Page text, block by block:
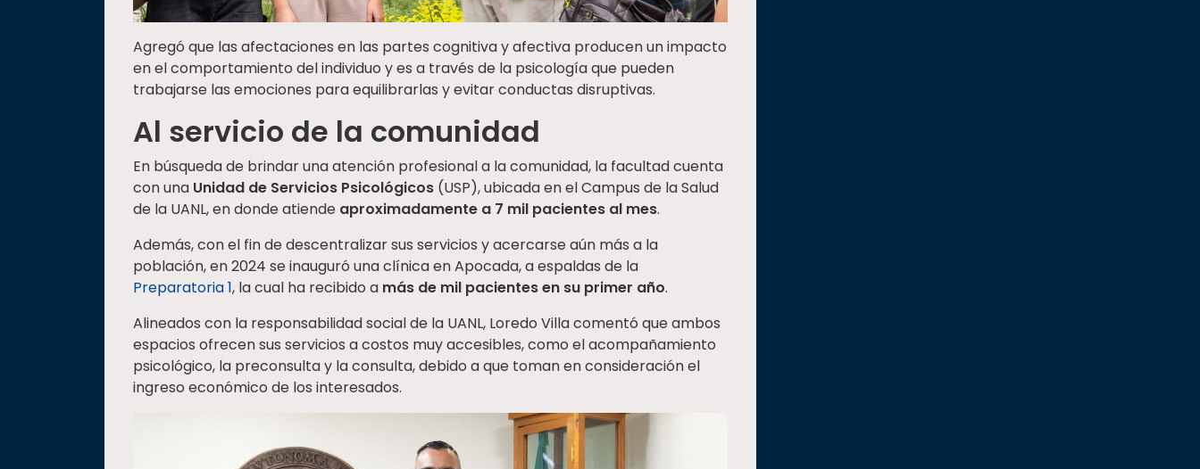
Agregó que las afectaciones en las partes cognitiva y afectiva producen un impacto
en el comportamiento del individuo y es a través de la psicología que pueden
trabajarse las emociones para equilibrarlas y evitar conductas disruptivas.
Al servicio de la comunidad
En búsqueda de brindar una atención profesional a la comunidad, la facultad cuenta
con una Unidad de Servicios Psicológicos (USP), ubicada en el Campus de la Salud
de la UANL, en donde atiende aproximadamente a 7 mil pacientes al mes.
Además, con el fin de descentralizar sus servicios y acercarse aún más a la
población, en 2024 se inauguró una clínica en Apocada, a espaldas de la
Preparatoria 1, la cual ha recibido a más de mil pacientes en su primer año.
Alineados con la responsabilidad social de la UANL, Loredo Villa comentó que ambos
espacios ofrecen sus servicios a costos muy accesibles, como el acompañamiento
psicológico, la preconsulta y la consulta, debido a que toman en consideración el
ingreso económico de los interesados.